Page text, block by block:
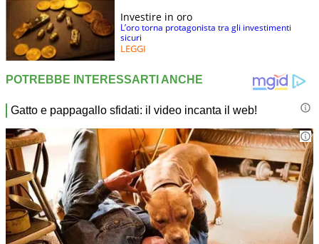
Investire in oro
L’oro torna protagonista tra gli investimenti
sicuri
LEGGI